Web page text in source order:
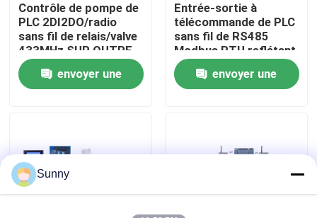
Contrôle de la qualité
Nous contacter
Les affaires
Contrôle de pompe de
PLC 2DI2DO/radio
sans fil de relais/valve
433MHz SUR OUTRE
du contrôle
envoyer une
Entrée-sortie à
télécommande de PLC
sans fil de RS485
Modbus RTU reflétant
pour
l'empileur/récupérateur
envoyer une
Sunny